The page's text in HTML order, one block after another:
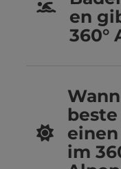
en
360°
im